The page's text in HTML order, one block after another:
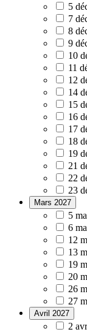
5
7
8
9
10
11
12
14
15
16
17
18
19
21
22
23
Mars 2027
5
6
12
13
19
20
26
27
Avril 2027
2